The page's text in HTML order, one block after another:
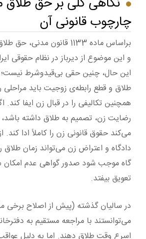
چارچوب قانونی آن
براساس ماده 1133 قانون
و این موضوع از دیرباز در نظام حقوقی
این حال، چنین حقی بی‌قیدوشرط نیست؛
طلاق و قطع رابطه‌ی زوجیت باید مراحلی
همچنین تکالیفی را در قبال زن ایفا
رضایت زن، تصمیم به طلاق داشته باشد،
می‌کند حقوق قانونی زن را کاملاً ادا کند.
دادگاه و اعتراض زن می‌تواند زمان طلاق
گاه موجب شود صدور گواهی عدم امکان
تعویق بیفتد.
در سالیان گذشته (پیش از اصلاح برخی
می‌توانستند با مراجعه مستقیم به
اسرع وقت طلاق دهند. اما به دلیل عواقب